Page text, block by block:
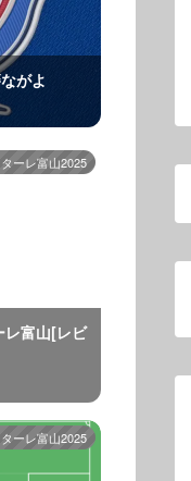
がよ
ーレ富山2025
レ富山[レビ
ーレ富山2025